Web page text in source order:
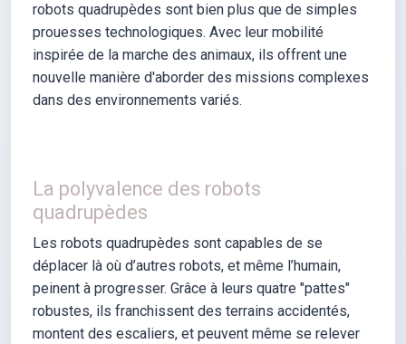
robots quadrupèdes sont bien plus que de simples
prouesses technologiques. Avec leur mobilité
inspirée de la marche des animaux, ils offrent une
nouvelle manière d'aborder des missions complexes
dans des environnements variés.
La polyvalence des robots
quadrupèdes
Les robots quadrupèdes sont capables de se
déplacer là où d’autres robots, et même l’humain,
peinent à progresser. Grâce à leurs quatre "pattes"
robustes, ils franchissent des terrains accidentés,
montent des escaliers, et peuvent même se relever